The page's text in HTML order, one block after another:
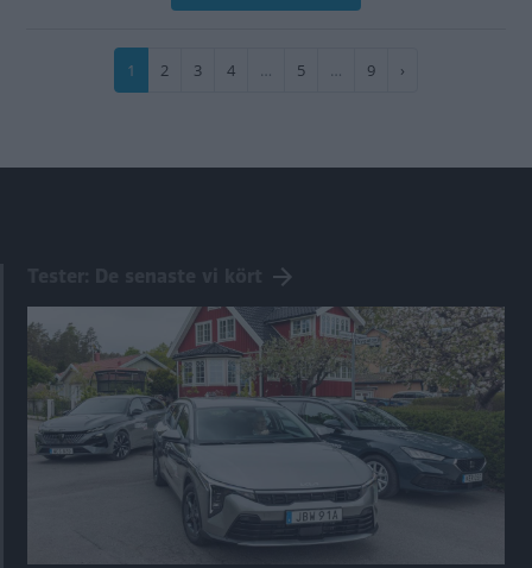
Paginering
Nuvarande
1 Sida
2 Sida
3 Sida
4 … Sida
5 … Sida
9
Nästa
›